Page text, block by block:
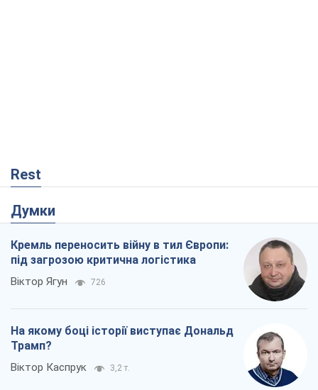
Rest
Думки
Кремль переносить війну в тил Європи:
під загрозою критична логістика
Віктор Ягун 726
На якому боці історії виступає Дональд
Трамп?
Віктор Каспрук 3,2 т.